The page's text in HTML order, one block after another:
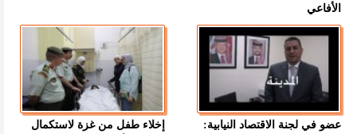
الأفاعي
عضو في لجنة الاقتصاد النيابية:
إخلاء طفل من غزة لاستكمال